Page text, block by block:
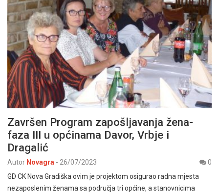
Završen Program zapošljavanja žena-
faza III u općinama Davor, Vrbje i
Dragalić
Autor Novagra - 26/07/2023
0
GD CK Nova Gradiška ovim je projektom osigurao radna mjesta
nezaposlenim ženama sa područja tri općine, a stanovnicima